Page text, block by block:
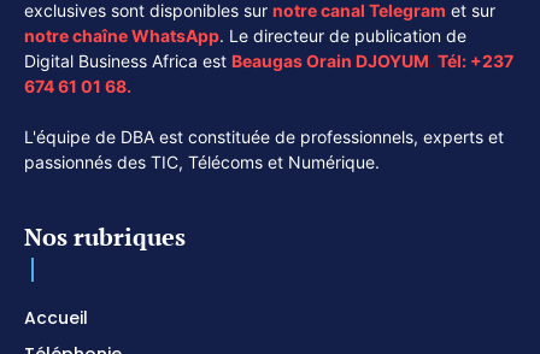
exclusives sont disponibles sur notre canal Telegram et sur
notre chaîneWhatsApp. Le directeur de publication de
Digital Business Africa est Beaugas Orain DJOYUM. Tél: +237
674 61 01 68.
L'équipe de DBA est constituée de professionnels, experts et
passionnés des TIC, Télécoms et Numérique.
Nos rubriques
Accueil